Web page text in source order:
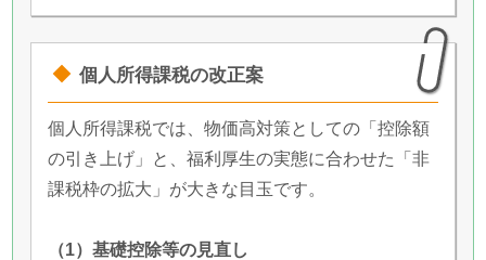
個人所得課税の改正案
個人所得課税では、物価高対策としての「控除額
の引き上げ」と、福利厚生の実態に合わせた「非
課税枠の拡大」が大きな目玉です。
（1）基礎控除等の見直し